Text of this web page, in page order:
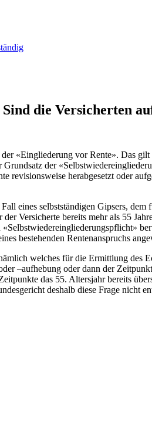
die Versicherten
«Eingliederung vor Rente». Das
der
revisionsweise herabgesetzt oder
eines selbstständigen Gipsers,
Versicherte bereits mehr als 55
bestehenden Rentenanspruchs
welches für die Ermittlung des
–aufhebung oder dann der
das 55. Altersjahr bereits
deshalb diese Frage nicht